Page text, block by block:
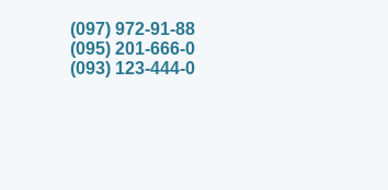
(097) 972-91-88
(095) 201-666-0
(093) 123-444-0